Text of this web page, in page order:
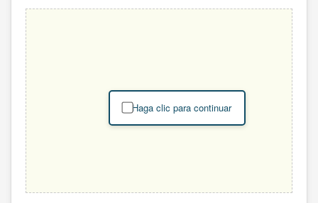
Haga clic para continuar